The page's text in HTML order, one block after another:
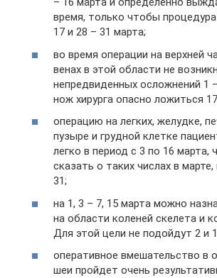
время, только чтобы
17 и 28 – 31 марта;
во время операции на верхней
венах в этой области не
непредвиденных осложнений 1
нож хирурга опасно ложиться
операцию на легких, желудке,
пузыре и грудной клетке
легко в период с 3 по 16 марта,
сказать о таких числах в марте,
31;
на 1, 3 – 7, 15 марта можно
на области коленей скелета и
Для этой цели не подойдут 2 и
оперативное вмешательство в
шеи пройдет очень